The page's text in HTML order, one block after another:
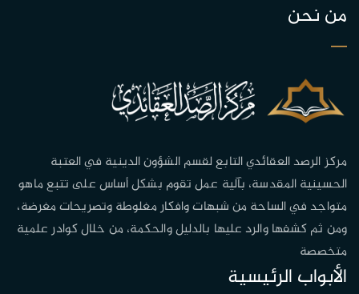
من نحن
مركز الرصد العقائدي التابع لقسم الشؤون الدينية في العتبة
الحسينية المقدسة، بآلية عمل تقوم بشكل أساس على تتبع ماهو
متواجد في الساحة من شبهات وافكار مغلوطة وتصريحات مغرضة،
ومن ثم كشفها والرد عليها بالدليل والحكمة، من خلال كوادر علمية
متخصصة
الأبواب الرئيسية